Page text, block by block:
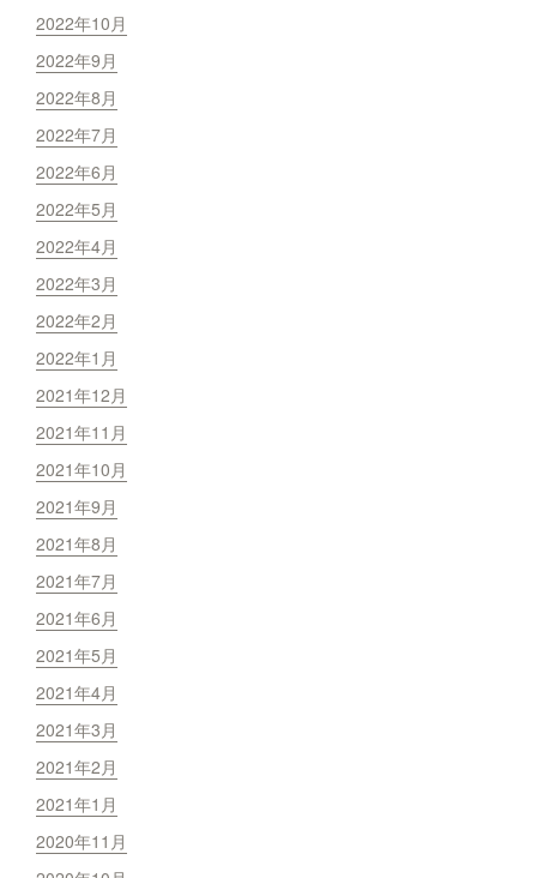
2022年10月
2022年9月
2022年8月
2022年7月
2022年6月
2022年5月
2022年4月
2022年3月
2022年2月
2022年1月
2021年12月
2021年11月
2021年10月
2021年9月
2021年8月
2021年7月
2021年6月
2021年5月
2021年4月
2021年3月
2021年2月
2021年1月
2020年11月